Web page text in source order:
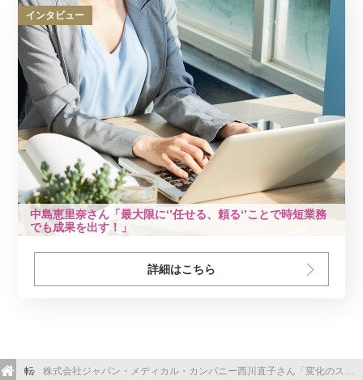
インタビュー
中島恵里奈さん「最大限に‘’任せる、頼る‘’ことで時短業務
でも成果を出す！」
詳細はこちら
転職コラム 株式会社ジャパン・メディカル・カンパニー西川直子さん「変化のスピードとチャレンジを楽しめるのがスタートアップの醍醐味」